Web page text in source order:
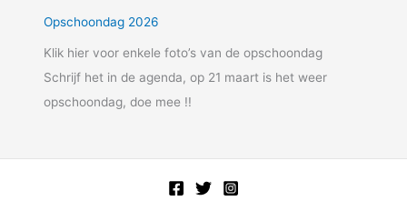
Opschoondag 2026
Klik hier voor enkele foto’s van de opschoondag
Schrijf het in de agenda, op 21 maart is het weer
opschoondag, doe mee !!